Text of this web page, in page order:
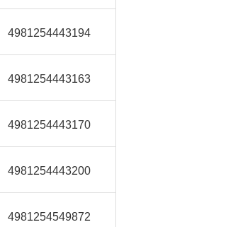
4981254443194
4981254443163
4981254443170
4981254443200
4981254549872